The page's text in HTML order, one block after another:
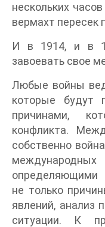
нескольких
вермахт пересек
И в 1914, и в
завоевать свое
Любые войны
которые будут
причинами,
конфликта.
собственно
определяющими
не только
явлений, анализ
ситуации. К